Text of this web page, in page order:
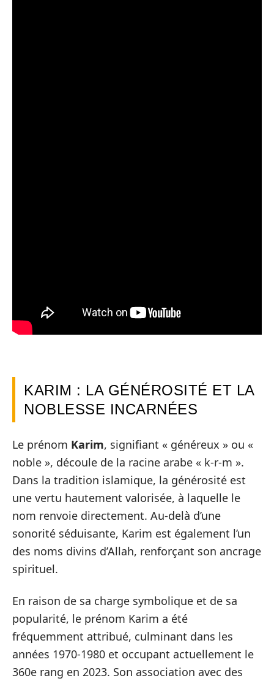
KARIM : LA GÉNÉROSITÉ ET LA
NOBLESSE INCARNÉES
Le prénom Karim, signifiant « généreux » ou «
noble », découle de la racine arabe « k-r-m ».
Dans la tradition islamique, la générosité est
une vertu hautement valorisée, à laquelle le
nom renvoie directement. Au-delà d’une
sonorité séduisante, Karim est également l’un
des noms divins d’Allah, renforçant son ancrage
spirituel.
En raison de sa charge symbolique et de sa
popularité, le prénom Karim a été
fréquemment attribué, culminant dans les
années 1970-1980 et occupant actuellement le
360e rang en 2023. Son association avec des